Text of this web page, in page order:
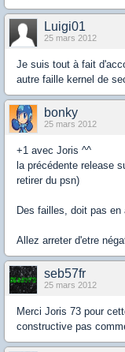
Luigi01
25 mars 2012
Je suis tout à fait
autre faille kernel de
bonky
25 mars 2012
+1 avec Joris ^^
la précédente release
retirer du psn)
Des failles, doit pas en
Allez arreter d'etre
seb57fr
25 mars 2012
Merci Joris 73 pour
constructive pas